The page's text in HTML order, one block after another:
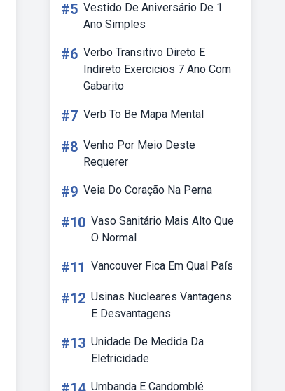
#5 Vestido De Aniversário De 1
Ano Simples
#6 Verbo Transitivo Direto E
Indireto Exercicios 7 Ano Com
Gabarito
#7 Verb To Be Mapa Mental
#8 Venho Por Meio Deste
Requerer
#9 Veia Do Coração Na Perna
#10 Vaso Sanitário Mais Alto Que
O Normal
#11 Vancouver Fica Em Qual País
#12 Usinas Nucleares Vantagens
E Desvantagens
#13 Unidade De Medida Da
Eletricidade
Umbanda E Candomblé